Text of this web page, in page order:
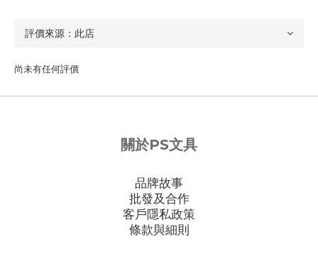
尚未有任何評價
關於PS文具
品牌故事
批發及合作
客戶隱私政策
條款與細則